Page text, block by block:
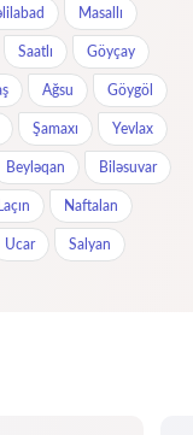
Masallı
Saatlı Göyçay
Ağsu Göygöl
Şamaxı Yevlax
Beyləqan Biləsuvar
Laçın Naftalan
Ucar Salyan